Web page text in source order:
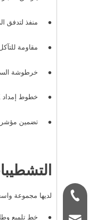
● منفذ لتدفق
● مقاومة
● خرطوشة
● خطوط إمداد PEX مرنة مع تركيبات ضغط 3/8 بوصة أو 9/16 بوصة
● تضمين مؤشر
لديها مجموعة
● خط تلميع
+86-180 3312